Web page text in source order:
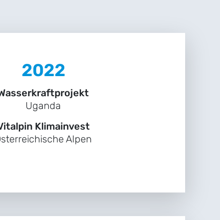
2022
Uganda
Klimainvest
Alpen